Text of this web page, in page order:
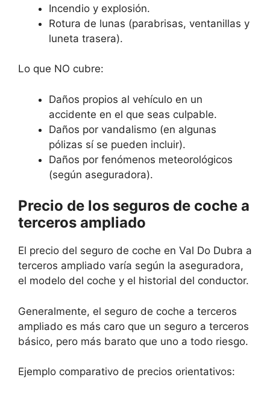
Incendio y explosión.
Rotura de lunas (parabrisas, ventanillas y
luneta trasera).
Lo que NO cubre:
Daños propios al vehículo en un
accidente en el que seas culpable.
Daños por vandalismo (en algunas
pólizas sí se pueden incluir).
Daños por fenómenos meteorológicos
(según aseguradora).
Precio de los seguros de coche a
terceros ampliado
El precio del seguro de coche en Val Do Dubra a
terceros ampliado varía según la aseguradora,
el modelo del coche y el historial del conductor.
Generalmente, el seguro de coche a terceros
ampliado es más caro que un seguro a terceros
básico, pero más barato que uno a todo riesgo.
Ejemplo comparativo de precios orientativos: